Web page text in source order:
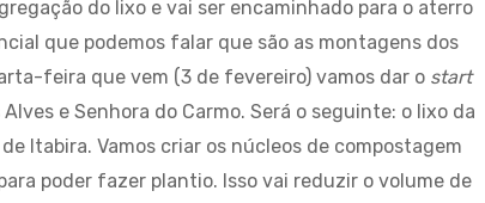
do lixo e vai ser encaminhado para o aterro
que podemos falar que são as montagens dos
feira que vem (3 de fevereiro) vamos dar o start
e Senhora do Carmo. Será o seguinte: o lixo da
Itabira. Vamos criar os núcleos de compostagem
poder fazer plantio. Isso vai reduzir o volume de